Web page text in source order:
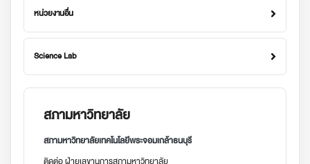
หน่วยงานอื่น
Science Lab
สภามหาวิทยาลัย
สภามหาวิทยาลัยเทคโนโลยีพระจอมเกล้าธนบุรี
ติดต่อ ฝ่ายเลขานุการสภามหาวิทยาลัย